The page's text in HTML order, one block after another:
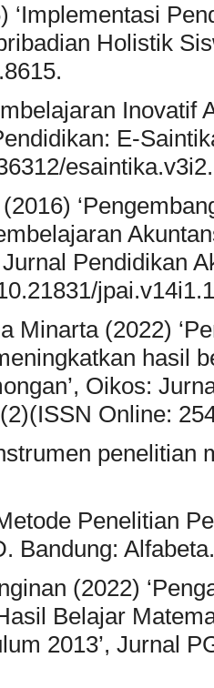
‘Implementasi
Holistik
Inovatif
E-
Jurnal Pendidikan
Minarta (2022)
hasil
Oikos:
Online:
penelitian
Penelitian
Bandung: Alfabeta.
(2022)
Belajar
2013’, Jurnal